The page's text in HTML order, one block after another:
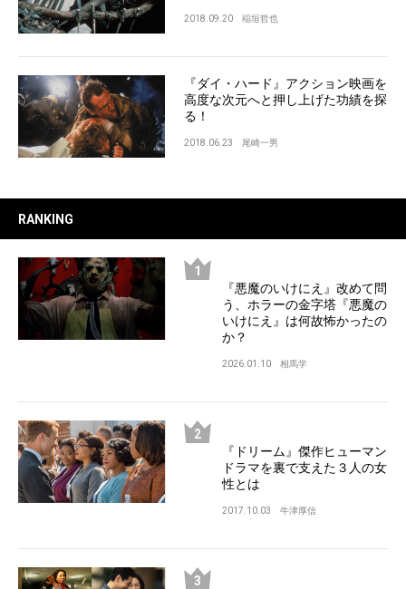
2018.09.20 稲垣哲也
『ダイ・ハード』アクション映画を
高度な次元へと押し上げた功績を探
る！
2018.06.23 尾崎一男
RANKING
『悪魔のいけにえ』改めて問
う、ホラーの金字塔『悪魔の
いけにえ』は何故怖かったの
か？
2026.01.10 相馬学
『ドリーム』傑作ヒューマン
ドラマを裏で支えた３人の女
性とは
2017.10.03 牛津厚信